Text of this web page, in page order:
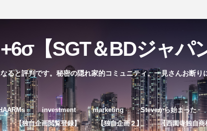
【SGT＆BDジャパ
ると評判です。秘密の隠れ家的コミュニティ。一見さんお断り
コ
ン
investment marketing Steveから始まった
【独自企画閲覧登録】 【独自企画２】
【西園寺独自